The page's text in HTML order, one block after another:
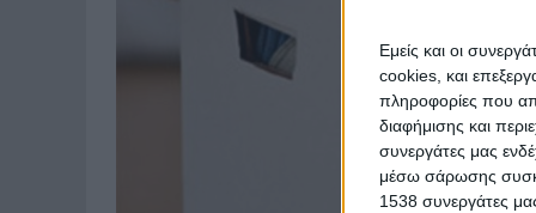
Εμείς και οι
cookies, και
πληροφορίες που
διαφήμισης και
συνεργάτες μας
μέσω σάρωσης
1538 συνεργάτες